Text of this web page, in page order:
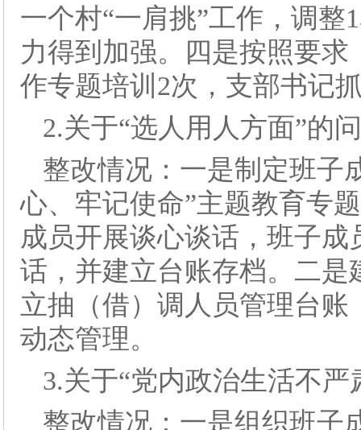
一个村“一肩挑”工作，调
力得到加强。四是按照要
作专题培训2次，支部书记
2.关于“选人用人方面”的
整改情况：一是制定班子
心、牢记使命”主题教育专
成员开展谈心谈话，班子
话，并建立台账存档。二
立抽（借）调人员管理台
动态管理。
3.关于“党内政治生活不严
整改情况：一是组织班子